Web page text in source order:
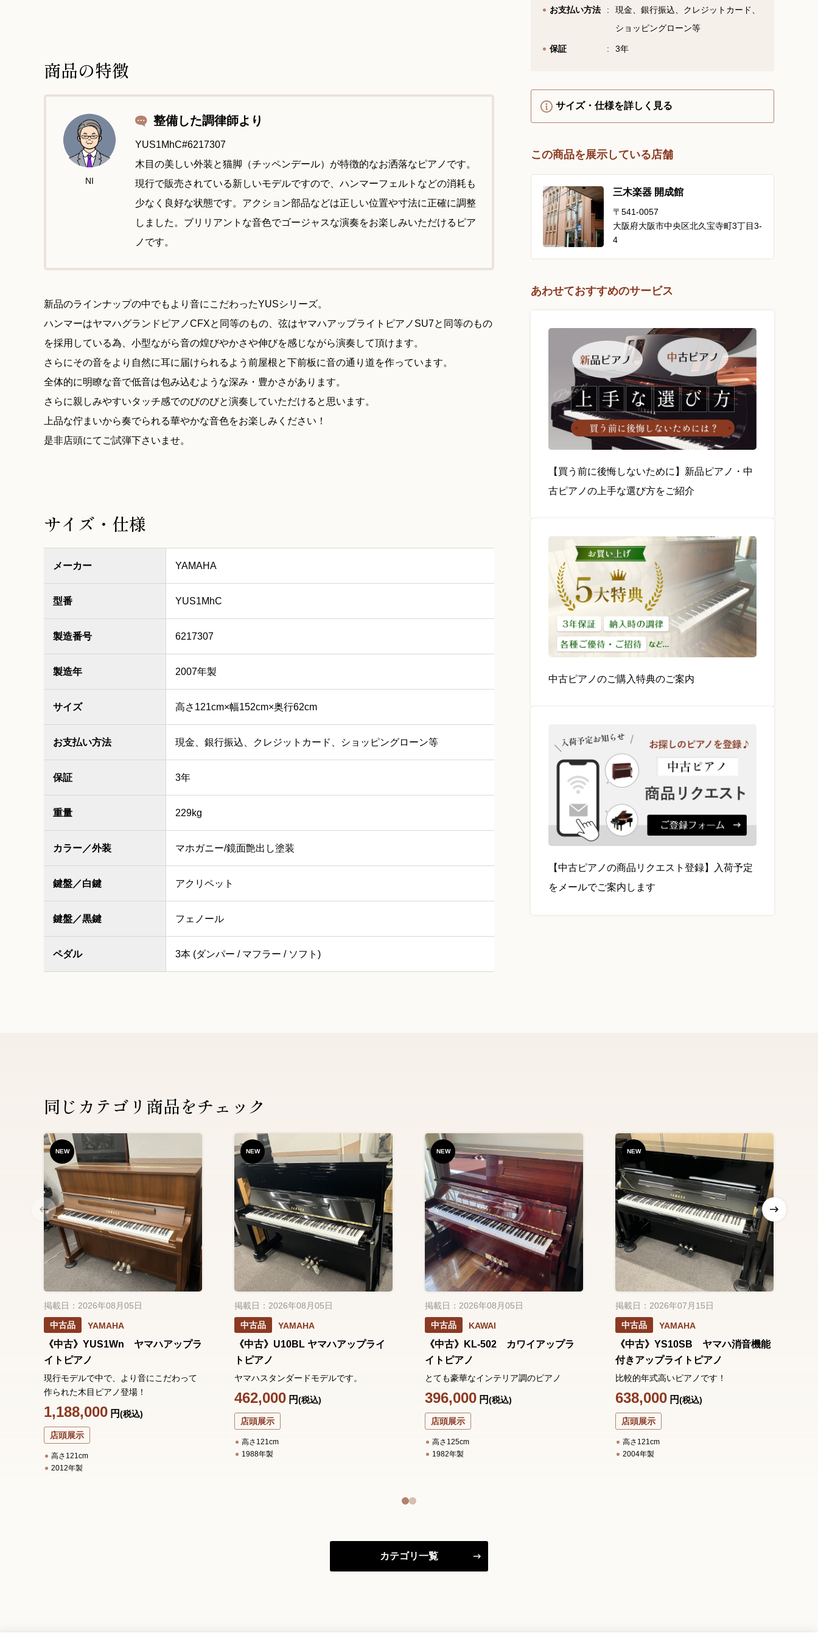
YouTube 公式チャンネル
三木楽器 開成館
サイトマップ 個人情報の取り扱い
お支払い方法
現金、銀行振込、クレジットカード、
ショッピングローン等
保証 3年
サイズ・仕様を詳しく見る
この商品を展示している店舗
三木楽器 開成館
〒541-0057
大阪府大阪市中央区北久宝寺町3丁目3-
4
あわせておすすめのサービス
【買う前に後悔しないために】新品ピアノ・中
古ピアノの上手な選び方をご紹介
中古ピアノのご購入特典のご案内
【中古ピアノの商品リクエスト登録】入荷予定
をメールでご案内します
商品の特徴
NI
整備した調律師より
YUS1MhC#6217307
木目の美しい外装と猫脚（チッペンデール）が特徴的なお洒落なピアノです。
現行で販売されている新しいモデルですので、ハンマーフェルトなどの消耗も
少なく良好な状態です。アクション部品などは正しい位置や寸法に正確に調整
しました。ブリリアントな音色でゴージャスな演奏をお楽しみいただけるピア
ノです。
新品のラインナップの中でもより音にこだわったYUSシリーズ。
ハンマーはヤマハグランドピアノCFXと同等のもの、弦はヤマハアップライトピアノSU7と同等のもの
を採用している為、小型ながら音の煌びやかさや伸びを感じながら演奏して頂けます。
さらにその音をより自然に耳に届けられるよう前屋根と下前板に音の通り道を作っています。
全体的に明瞭な音で低音は包み込むような深み・豊かさがあります。
さらに親しみやすいタッチ感でのびのびと演奏していただけると思います。
上品な佇まいから奏でられる華やかな音色をお楽しみください！
是非店頭にてご試弾下さいませ。
サイズ・仕様
メーカー YAMAHA
型番 YUS1MhC
製造番号 6217307
製造年 2007年製
サイズ 高さ121cm×幅152cm×奥行62cm
お支払い方法 現金、銀行振込、クレジットカード、ショッピングローン等
保証 3年
重量 229kg
カラー／外装 マホガニー/鏡面艶出し塗装
鍵盤／白鍵 アクリペット
鍵盤／黒鍵 フェノール
ペダル 3本 (ダンパー / マフラー / ソフト)
同じカテゴリ商品をチェック
NEW
掲載日：2026年08月05日
中古品
YAMAHA
《中古》YUS1Wn ヤマハアップラ
イトピアノ
現行モデルで中で、より音にこだわって
作られた木目ピアノ登場！
1,188,000 円(税込)
店頭展示
高さ121cm
2012年製
NEW
掲載日：2026年08月05日
中古品
YAMAHA
《中古》U10BL ヤマハアップライ
トピアノ
ヤマハスタンダードモデルです。
462,000 円(税込)
店頭展示
高さ121cm
1988年製
NEW
掲載日：2026年08月05日
中古品
KAWAI
《中古》KL-502 カワイアップラ
イトピアノ
とても豪華なインテリア調のピアノ
396,000 円(税込)
店頭展示
高さ125cm
1982年製
NEW
掲載日：2026年07月15日
中古品
YAMAHA
《中古》YS10SB ヤマハ消音機能
付きアップライトピアノ
比較的年式高いピアノです！
638,000 円(税込)
店頭展示
高さ121cm
2004年製
カテゴリ一覧